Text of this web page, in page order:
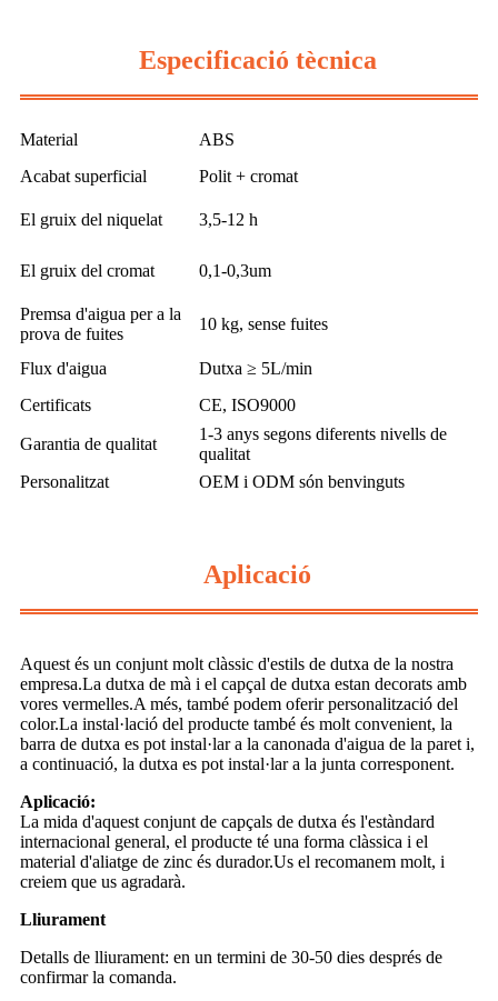
Especificació tècnica
Material
ABS
Acabat superficial
Polit + cromat
El gruix del niquelat 3,5-12 h
El gruix del cromat 0,1-0,3um
Premsa d'aigua per a la
prova de fuites
10 kg, sense fuites
Flux d'aigua
Dutxa ≥ 5L/min
Certificats
CE, ISO9000
Garantia de qualitat
1-3 anys segons diferents nivells de
qualitat
Personalitzat
OEM i ODM són benvinguts
Aplicació
Aquest és un conjunt molt clàssic d'estils de dutxa de la nostra
empresa.La dutxa de mà i el capçal de dutxa estan decorats amb
vores vermelles.A més, també podem oferir personalització del
color.La instal·lació del producte també és molt convenient, la
barra de dutxa es pot instal·lar a la canonada d'aigua de la paret i,
a continuació, la dutxa es pot instal·lar a la junta corresponent.
Aplicació:
La mida d'aquest conjunt de capçals de dutxa és l'estàndard
internacional general, el producte té una forma clàssica i el
material d'aliatge de zinc és durador.Us el recomanem molt, i
creiem que us agradarà.
Lliurament
Detalls de lliurament: en un termini de 30-50 dies després de
confirmar la comanda.